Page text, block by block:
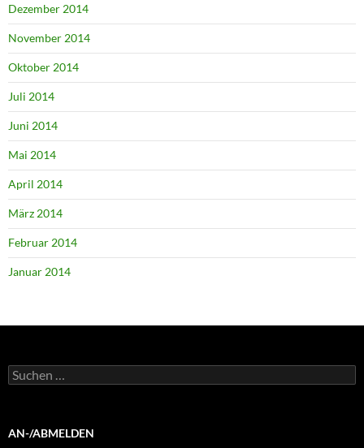
Dezember 2014
November 2014
Oktober 2014
Juli 2014
Juni 2014
Mai 2014
April 2014
März 2014
Februar 2014
Januar 2014
Suchen
nach:
AN-/ABMELDEN